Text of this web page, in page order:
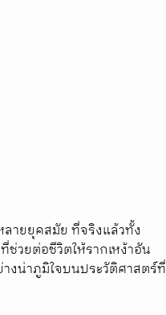
ายยุคสมัย ที่จริงแล้วทั้ง
ช่วยต่อชีวิตให้รากเหง้าอัน
งน่าภูมิใจบนประวัติศาสตร์ที่